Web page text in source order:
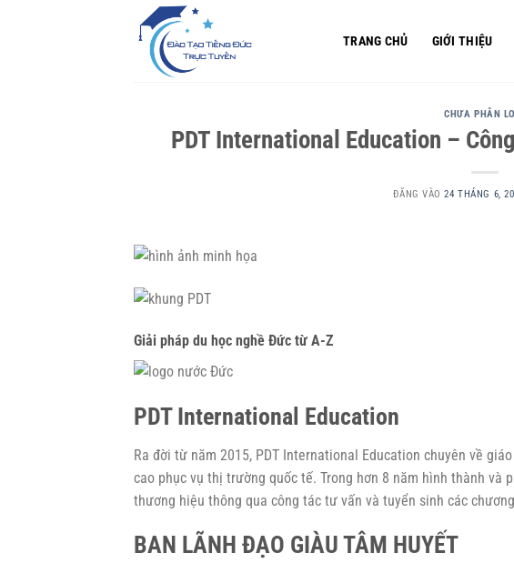
TRANG CHỦ GIỚI THIỆU
CHƯA PHÂN
PDT International Education –
ĐĂNG VÀO24 THÁNG 6,
Giải pháp du học nghề Đức từ A-Z
PDT International Education
Ra đời từ năm 2015, PDT International Education chuyên về
cao phục vụ thị trường quốc tế. Trong hơn 8 năm hình thành và
thương hiệu thông qua công tác tư vấn và tuyển sinh các
BAN LÃNH ĐẠO GIÀU TÂM HUYẾT